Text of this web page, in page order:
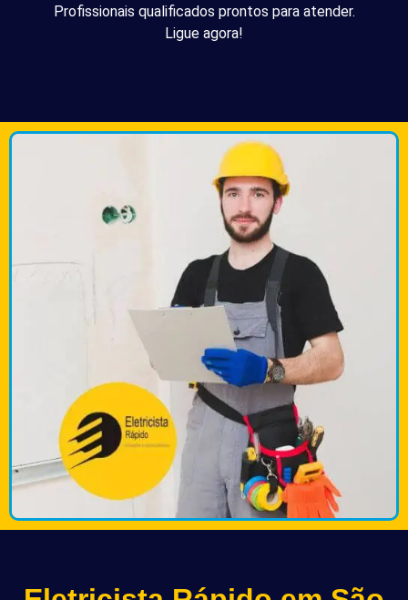
Profissionais qualificados prontos para atender.
Ligue agora!